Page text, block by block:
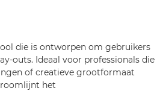
die is ontworpen om gebruikers
outs. Ideaal voor professionals die
of creatieve grootformaat
het